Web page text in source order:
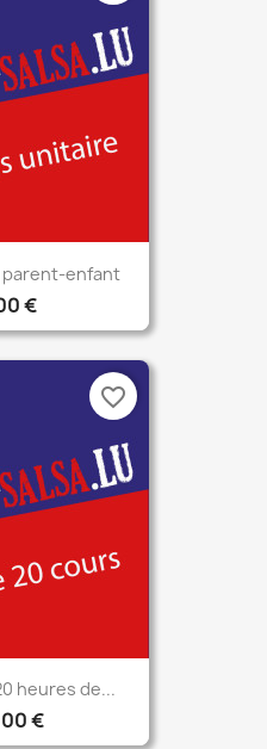
parent-enfant
€
heures de...
€
favorite_border